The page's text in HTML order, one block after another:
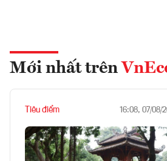
Mới nhất trên
Tiêu điểm 16:08, 07/08/